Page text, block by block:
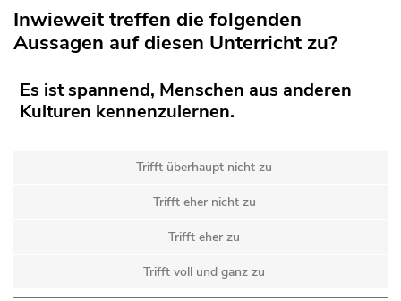
Inwieweit treffen die folgenden
Aussagen auf diesen Unterricht zu?
Es ist spannend, Menschen aus anderen
Kulturen kennenzulernen.
Trifft überhaupt nicht zu
Trifft eher nicht zu
Trifft eher zu
Trifft voll und ganz zu